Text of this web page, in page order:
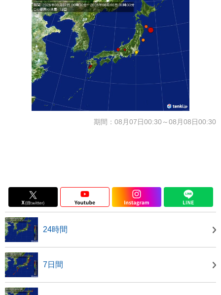
期間：08月07日00:30～08月08日00:30
24時間
7日間